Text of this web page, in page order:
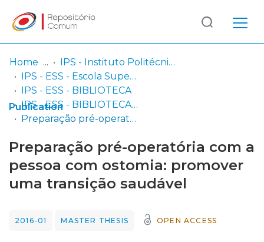
Communities
& Collections
Browse repository
Entities
Statistics
Log
In
(current)
Home
IPS - Instituto Politécnico de Setúbal
IPS - ESS - Escola Superior de Saúde
IPS - ESS - BIBLIOTECA
IPS - ESS - BIBLIOTECA - Dissertações de mestrado
Preparação pré-operatória com a pessoa com ostomia: promover uma transição saudável
Publication
Preparação pré-operatória com a
pessoa com ostomia: promover
uma transição saudável
2016-01 MASTER THESIS OPEN ACCESS